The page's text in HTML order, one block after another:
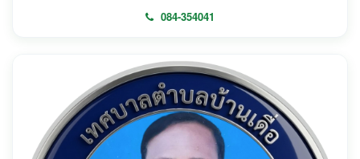
084-354041